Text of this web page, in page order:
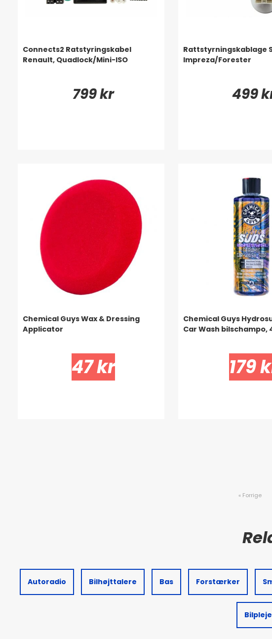
Connects2 Ratstyringskabel
Renault, Quadlock/Mini-ISO
799 kr
Rattstyrningskablage
Impreza/Forester
499
Chemical Guys Wax & Dressing
Applicator
47 kr
Chemical Guys
Car Wash bilschampo,
179
« Forrige
Autoradio Bilhøjttalere Bas Forstærker
Bilpleje